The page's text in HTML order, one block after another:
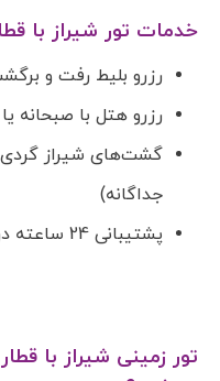
خدمات تور شیراز با
رزرو بلیط رفت و
رزرو هتل با صبحانه
گشت‌های شیراز گردی
جداگانه)
پشتیبانی 24 ساعته در طول سفر
تور زمینی شیراز با